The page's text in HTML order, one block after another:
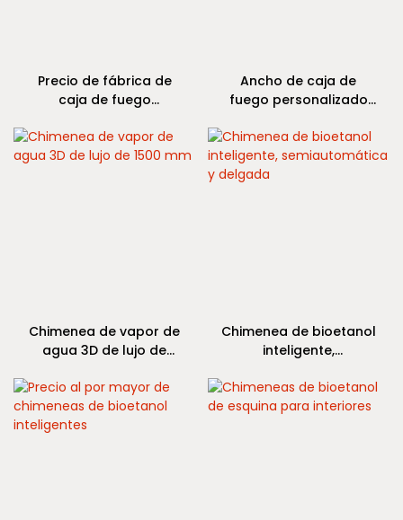
Presupuesto gratuito
disponible.
Precio de fábrica de
caja de fuego
tamaño personalizado
Ancho de caja de
fuego personalizado
Chimenea de vapor de
agua 3D de lujo de
Chimenea de bioetanol
inteligente,
delgada